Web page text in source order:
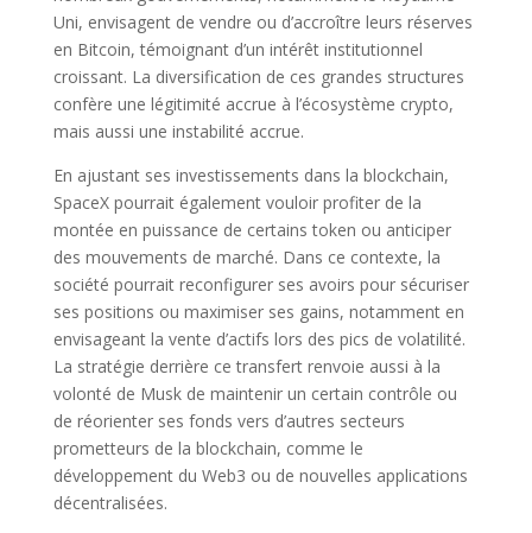
Uni, envisagent de vendre ou d’accroître leurs réserves
en Bitcoin, témoignant d’un intérêt institutionnel
croissant. La diversification de ces grandes structures
confère une légitimité accrue à l’écosystème crypto,
mais aussi une instabilité accrue.
En ajustant ses investissements dans la blockchain,
SpaceX pourrait également vouloir profiter de la
montée en puissance de certains token ou anticiper
des mouvements de marché. Dans ce contexte, la
société pourrait reconfigurer ses avoirs pour sécuriser
ses positions ou maximiser ses gains, notamment en
envisageant la vente d’actifs lors des pics de volatilité.
La stratégie derrière ce transfert renvoie aussi à la
volonté de Musk de maintenir un certain contrôle ou
de réorienter ses fonds vers d’autres secteurs
prometteurs de la blockchain, comme le
développement du Web3 ou de nouvelles applications
décentralisées.